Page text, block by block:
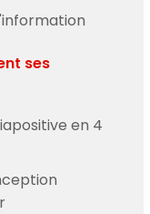
ses
en 4